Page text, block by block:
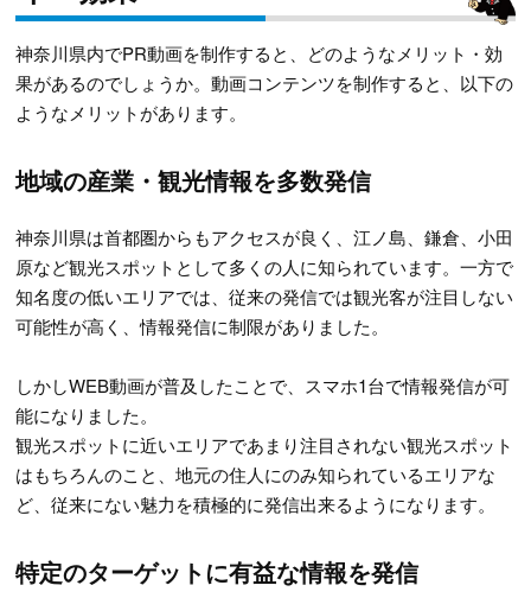
神奈川県内でPR動画を制作すると、どのようなメリット・効
果があるのでしょうか。動画コンテンツを制作すると、以下の
ようなメリットがあります。
地域の産業・観光情報を多数発信
神奈川県は首都圏からもアクセスが良く、江ノ島、鎌倉、小田
原など観光スポットとして多くの人に知られています。一方で
知名度の低いエリアでは、従来の発信では観光客が注目しない
可能性が高く、情報発信に制限がありました。
しかしWEB動画が普及したことで、スマホ1台で情報発信が可
能になりました。
観光スポットに近いエリアであまり注目されない観光スポット
はもちろんのこと、地元の住人にのみ知られているエリアな
ど、従来にない魅力を積極的に発信出来るようになります。
特定のターゲットに有益な情報を発信